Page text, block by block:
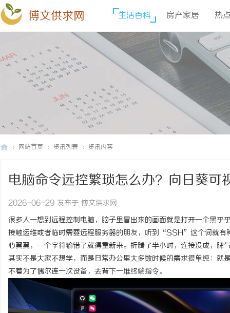
博文供求网 生活百科 房产家居 热
网站首页 资讯列表 资讯内容
电脑命令远控繁琐怎么办？向日葵可
2026-06-29 发布于 博文供求网
很多人一想到远程控制电脑，脑子里冒出来的画面就是打开一个黑乎
接触运维或者临时需要远程服务器的朋友，听到“SSH”这个词就
心翼翼，一个字符输错了就得重新来。折腾了半小时，连接没成，脾
其实不是大家不想学，而是日常办公里大多数时候的需求很单纯：
不着为了偶尔连一次设备，去背下一堆终端指令。